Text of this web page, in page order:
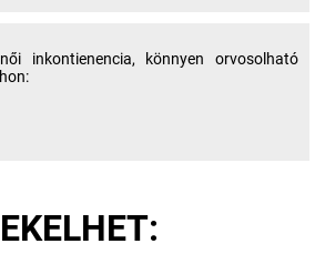
inkontienencia, könnyen orvosolható